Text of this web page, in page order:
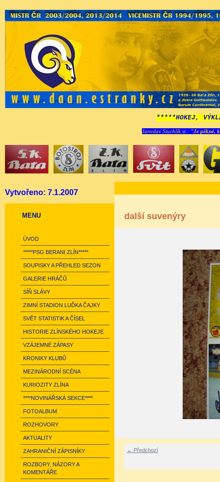
*****HOKEJ,
Jaroslav Stuchlík st.: "Je pěkné,
Vytvořeno: 7.1.2007
MENU
ÚVOD
*****PSG BERANI ZLÍN*****
SOUPISKY A PŘEHLED SEZON
GALERIE HRÁČŮ
SÍŇ SLÁVY
ZIMNÍ STADION LUĎKA ČAJKY
SVĚT STATISTIK A ČÍSEL
HISTORIE ZLÍNSKÉHO HOKEJE
VZÁJEMNÉ ZÁPASY
KRONIKY KLUBŮ
MEZINÁRODNÍ SCÉNA
KURIOZITY ZLÍNA
****NOVINÁŘSKÁ SEKCE****
FOTOALBUM
ROZHOVORY
AKTUALITY
ZAHRANIČNÍ ZÁPISNÍKY
ROZBORY, NÁZORY A
KOMENTÁŘE
další suvenýry
← Předchozí